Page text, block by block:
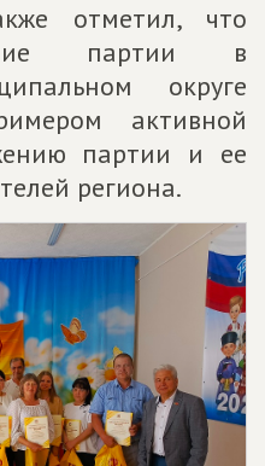
отметил, что
партии в
округе
активной
партии и ее
региона.